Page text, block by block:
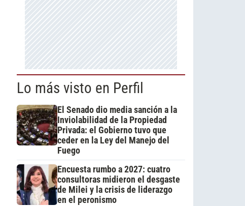
Lo más visto en Perfil
El Senado dio media sanción a la
Inviolabilidad de la Propiedad
Privada: el Gobierno tuvo que
ceder en la Ley del Manejo del
Fuego
Encuesta rumbo a 2027: cuatro
consultoras midieron el desgaste
de Milei y la crisis de liderazgo
en el peronismo